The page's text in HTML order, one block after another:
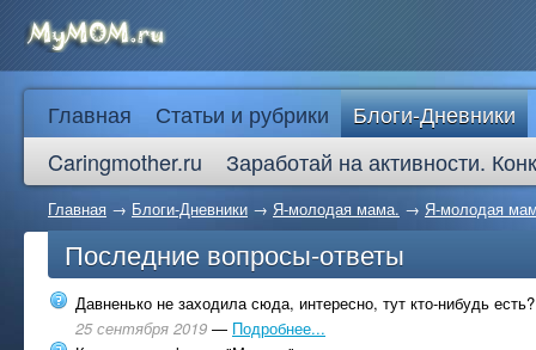
Главная Статьи и рубрики
Блоги-Дневники
Caringmother.ru
Заработай на активности.
Главная → Блоги-Дневники → Я-молодая мама. → Я-молодая
Последние вопросы-ответы
Давненько не заходила сюда, интересно, тут кто-нибудь есть?
25 сентября 2019 — Подробнее...